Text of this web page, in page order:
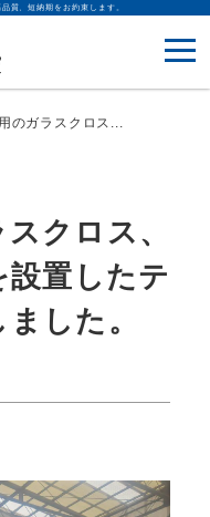
質、短納期をお約束します。
のガラスクロス...
クロス、
置したテ
ました。